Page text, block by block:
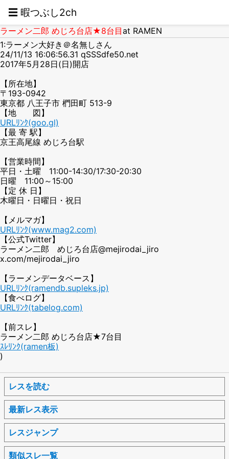
☰ 暇つぶし2ch
ラーメン二郎 めじろ台店★8台目at RAMEN
1:ラーメン大好き＠名無しさん
24/11/13 16:06:56.31 qSSSdfe50.net
2017年5月28日(日)開店
【所在地】
〒193-0942
東京都 八王子市 椚田町 513-9
【地 図】
URLﾘﾝｸ(goo.gl)
【最 寄 駅】
京王高尾線 めじろ台駅
【営業時間】
平日・土曜 11:00-14:30/17:30-20:30
日曜 11:00～15:00
【定 休 日】
木曜日・日曜日・祝日
【メルマガ】
URLﾘﾝｸ(www.mag2.com)
【公式Twitter】
ラーメン二郎 めじろ台店@mejirodai_jiro
x.com/mejirodai_jiro
【ラーメンデータベース】
URLﾘﾝｸ(ramendb.supleks.jp)
【食べログ】
URLﾘﾝｸ(tabelog.com)
【前スレ】
ラーメン二郎 めじろ台店★7台目
ｽﾚﾘﾝｸ(ramen板)
)
レスを読む
最新レス表示
レスジャンプ
類似スレ一覧